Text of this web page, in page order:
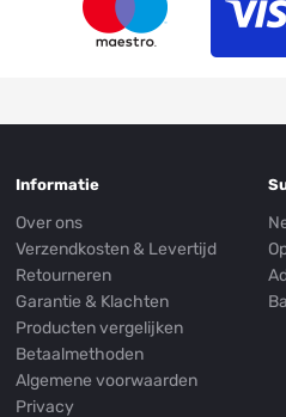
Informatie
Over ons
Verzendkosten & Levertijd
Retourneren
Garantie & Klachten
Producten vergelijken
Betaalmethoden
Algemene voorwaarden
Privacy